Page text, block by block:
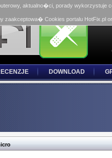
aktualno�ci, porady wykorzystuje
zaakceptowa� Cookies portalu HotFix.pl
DOWNLOAD